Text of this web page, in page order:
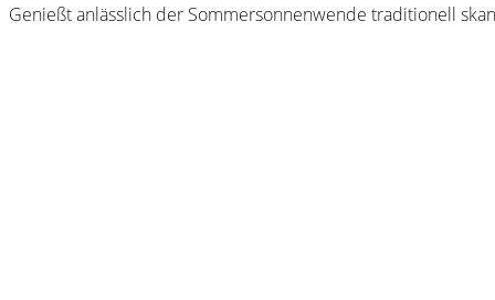
Genießt anlässlich der Sommersonnenwende traditionell